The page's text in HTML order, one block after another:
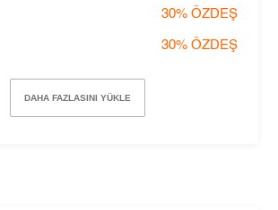
30% ÖZDEŞ
30% ÖZDEŞ
DAHA FAZLASINI YÜKLE